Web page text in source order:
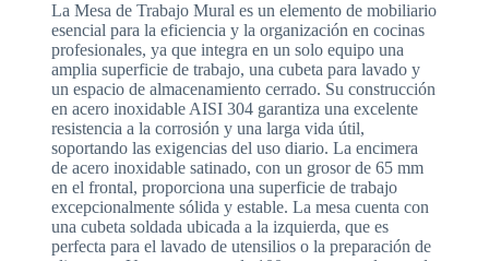
La Mesa de Trabajo Mural es un elemento de mobiliario
esencial para la eficiencia y la organización en cocinas
profesionales, ya que integra en un solo equipo una
amplia superficie de trabajo, una cubeta para lavado y
un espacio de almacenamiento cerrado. Su construcción
en acero inoxidable AISI 304 garantiza una excelente
resistencia a la corrosión y una larga vida útil,
soportando las exigencias del uso diario. La encimera
de acero inoxidable satinado, con un grosor de 65 mm
en el frontal, proporciona una superficie de trabajo
excepcionalmente sólida y estable. La mesa cuenta con
una cubeta soldada ubicada a la izquierda, que es
perfecta para el lavado de utensilios o la preparación de